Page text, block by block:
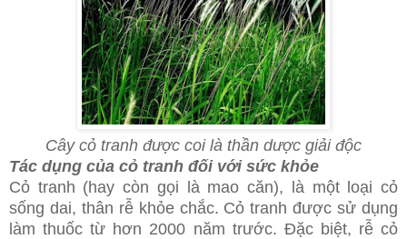
Cây cỏ tranh được coi là thần dược giải độc
Tác dụng của cỏ tranh đối với sức khỏe
Cỏ tranh (hay còn gọi là mao căn), là một loại cỏ
sống dai, thân rễ khỏe chắc. Cỏ tranh được sử dụng
làm thuốc từ hơn 2000 năm trước. Đặc biệt, rễ cỏ